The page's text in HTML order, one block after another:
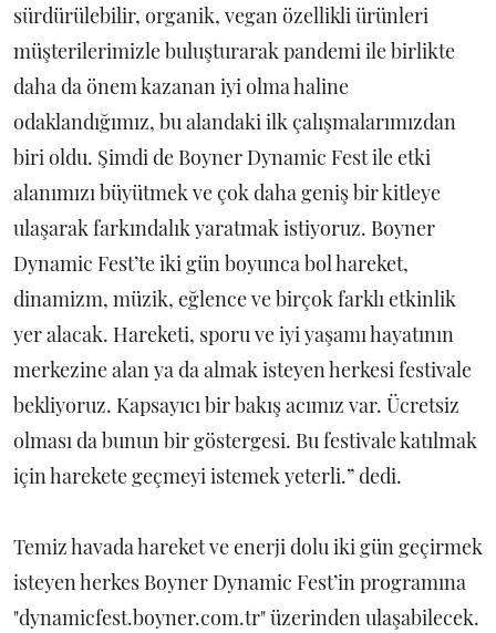
sürdürülebilir, organik, vegan özellikli ürünleri
müşterilerimizle buluşturarak pandemi ile birlikte
daha da önem kazanan iyi olma haline
odaklandığımız, bu alandaki ilk çalışmalarımızdan
biri oldu. Şimdi de Boyner Dynamic Fest ile etki
alanımızı büyütmek ve çok daha geniş bir kitleye
ulaşarak farkındalık yaratmak istiyoruz. Boyner
Dynamic Fest’te iki gün boyunca bol hareket,
dinamizm, müzik, eğlence ve birçok farklı etkinlik
yer alacak. Hareketi, sporu ve iyi yaşamı hayatının
merkezine alan ya da almak isteyen herkesi festivale
bekliyoruz. Kapsayıcı bir bakış acımız var. Ücretsiz
olması da bunun bir göstergesi. Bu festivale katılmak
için harekete geçmeyi istemek yeterli.” dedi.
Temiz havada hareket ve enerji dolu iki gün geçirmek
isteyen herkes Boyner Dynamic Fest’in programına
"dynamicfest.boyner.com.tr" üzerinden ulaşabilecek.